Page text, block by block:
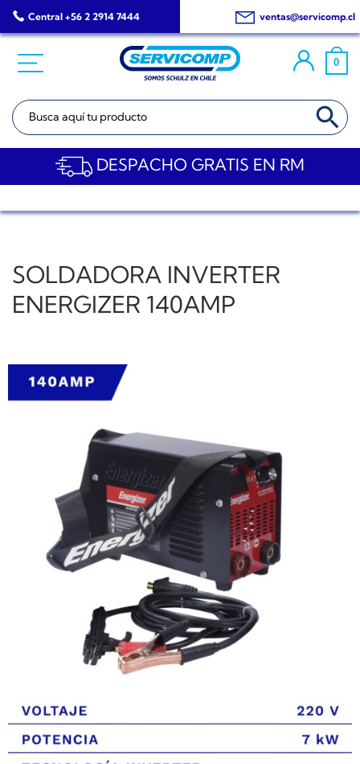
Saltar
al
Central +56 2 2914 7444 ventas@servicomp.cl
0
Buscar: BOTÓN DE
DESPACHO GRATIS EN RM
SOLDADORA INVERTER
ENERGIZER 140AMP